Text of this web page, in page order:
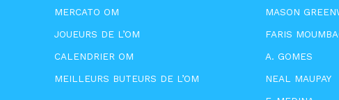
MERCATO OM
JOUEURS DE L’OM
CALENDRIER OM
MEILLEURS BUTEURS DE L’OM
MASON
FARIS
A. GOMES
NEAL MAUPAY